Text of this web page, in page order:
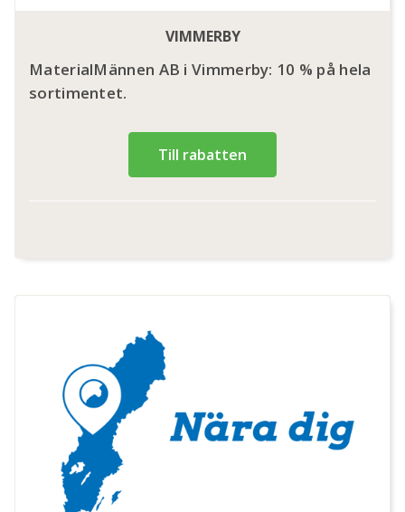
VIMMERBY
MaterialMännen AB i Vimmerby: 10 % på hela
sortimentet.
Till rabatten